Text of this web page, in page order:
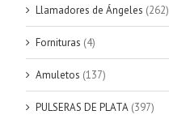
Llamadores de Ángeles (262)
Fornituras (4)
Amuletos (137)
PULSERAS DE PLATA (397)